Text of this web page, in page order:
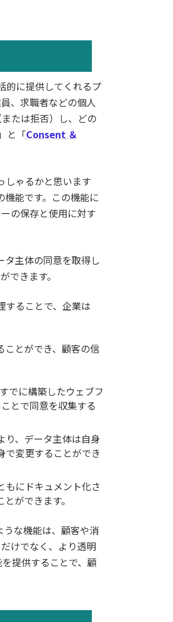
的に提供してくれるプ
、求職者などの個人
たは拒否）し、どの
」と「Consent ＆
しゃるかと思います
能です。この機能に
の保存と使用に対す
タ主体の同意を取得し
できます。
することで、企業は
ことができ、顧客の信
でに構築したウェブフ
とで同意を収集する
り、データ主体は自身
で変更することができ
もにドキュメント化さ
ができます。
な機能は、顧客や消
けでなく、より透明
提供することで、顧